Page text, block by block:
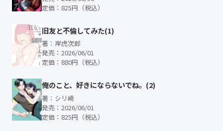
定価：825円（税込）
旧友と不倫してみた(1)
著：岸虎次郎
発売：2026/06/01
定価：880円（税込）
俺のこと、好きにならないでね。(2)
著：シリ崎
発売：2026/06/01
定価：825円（税込）